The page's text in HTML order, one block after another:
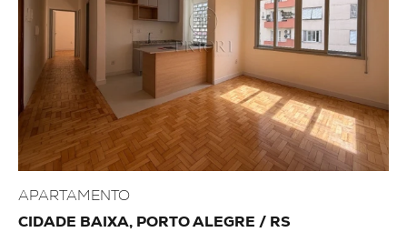
APARTAMENTO
CIDADE BAIXA, PORTO ALEGRE / RS